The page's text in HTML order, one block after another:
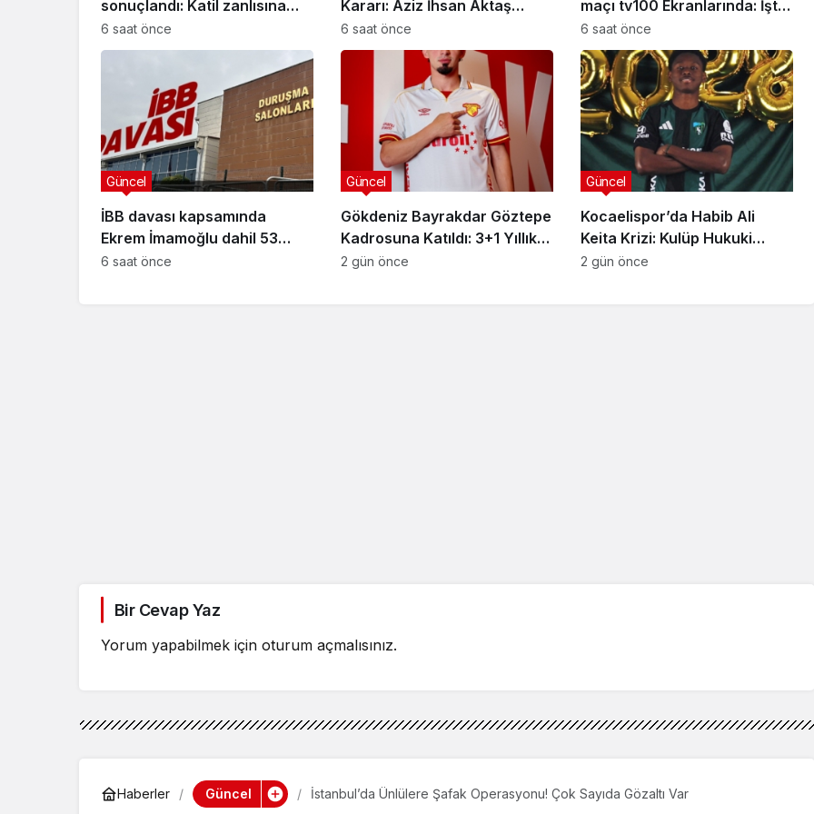
sonuçlandı: Katil zanlısına
indirimsiz ağırlaştırılmış
müebbet hapis cezası verildi
6 saat önce
Kararı: Aziz İhsan Aktaş
Davasında Yeni Gelişme
6 saat önce
maçı tv100 Ekranlarında: İşte
Karşılaşmanın Detayları
6 saat önce
İBB davası kapsamında
Ekrem İmamoğlu dahil 53
sanığın tutukluluğuna devam
Güncel
6 saat önce
Gökdeniz Bayrakdar Göztepe
Kadrosuna Katıldı: 3+1 Yıllık
Anlaşma
Güncel
2 gün önce
Kocaelispor’da Habib Ali
Keita Krizi: Kulüp Hukuki
Süreç Başlatıyor
Güncel
2 gün önce
Bir Cevap Yaz
Yorum yapabilmek için oturum açmalısınız.
Güncel
Özlem Arslan davası
Güncel
Haberler Güncel İstanbul’da Ünlülere Şafak Operasyonu! Çok Sayıda Gözaltı Var